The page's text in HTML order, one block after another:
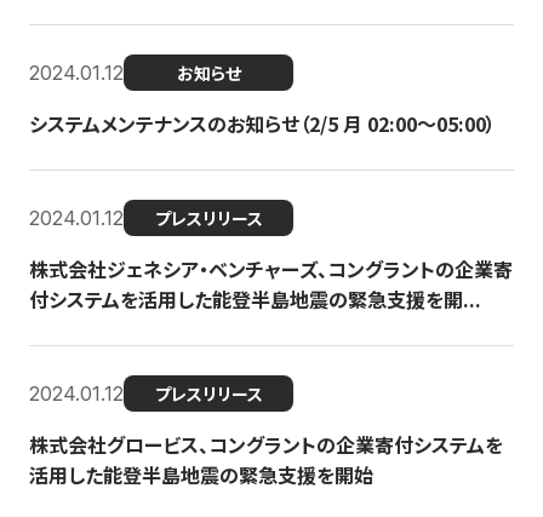
2024.01.12 お知らせ
システムメンテナンスのお知らせ（2/5 月 02:00〜05:00）
2024.01.12 プレスリリース
株式会社ジェネシア・ベンチャーズ、コングラントの企業寄
付システムを活用した能登半島地震の緊急支援を開...
2024.01.12 プレスリリース
株式会社グロービス、コングラントの企業寄付システムを
活用した能登半島地震の緊急支援を開始